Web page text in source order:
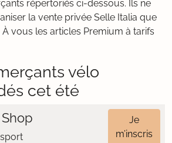
répertoriés ci-dessous. Ils ne
la vente privée Selle Italia que
vous les articles Premium à tarifs
vélo
cet été
Je
m’inscris